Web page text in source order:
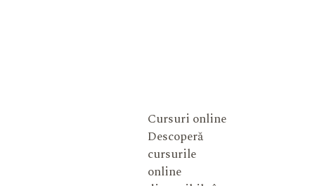
Cursuri online
Descoperă
cursurile
online